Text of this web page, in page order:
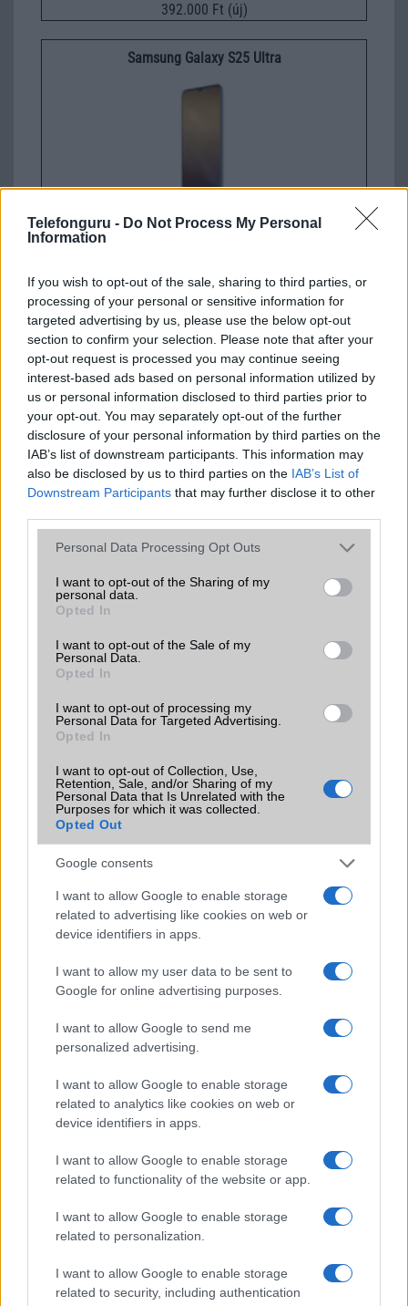
Telefonguru - Do Not Process My Personal
Information
If you wish to opt-out of the sale, sharing to third parties, or
processing of your personal or sensitive information for
targeted advertising by us, please use the below opt-out
section to confirm your selection. Please note that after your
opt-out request is processed you may continue seeing
interest-based ads based on personal information utilized by
us or personal information disclosed to third parties prior to
your opt-out. You may separately opt-out of the further
disclosure of your personal information by third parties on the
IAB’s list of downstream participants. This information may
also be disclosed by us to third parties on the IAB’s List of
Downstream Participants that may further disclose it to other
Please note that this website/app uses one or more Google
not limited to your visit or usage behaviour. You may click to
grant or deny consent to Google and its third-party tags to
use your data for below specified purposes in below Google
consent section.
Personal Data Processing Opt Outs
I want to opt-out of the Sharing of my
personal data.
Opted In
I want to opt-out of the Sale of my
Personal Data.
Opted In
I want to opt-out of processing my
Personal Data for Targeted Advertising.
Opted In
I want to opt-out of Collection, Use,
Retention, Sale, and/or Sharing of my
Personal Data that Is Unrelated with the
Purposes for which it was collected.
Opted Out
Google consents
I want to allow Google to enable storage
related to advertising like cookies on web or
device identifiers in apps.
I want to allow my user data to be sent to
Google for online advertising purposes.
I want to allow Google to send me
personalized advertising.
I want to allow Google to enable storage
related to analytics like cookies on web or
device identifiers in apps.
I want to allow Google to enable storage
related to functionality of the website or app.
I want to allow Google to enable storage
related to personalization.
I want to allow Google to enable storage
related to security, including authentication
392.000 Ft (új)
Samsung Galaxy S25 Ultra
Nelly GSM
Samsung Galaxy S26
Nelly GSM
245.000 Ft (új)
Számos népszerű Samsung Galaxy
készülék kimarad a One UI 9
frissítésből – itt a lista az érintett
modellekről
2026.06.30| Phone Arena
funkciókat és továbbfejlesztett kezelőfelületet hoz,
azonban több korábbi csúcskategóriás és középkategóriás
iPhone 18 bemutató dátum - ekkor
rántja le a leplet az Apple az új
csúcsmobilokról
2026.06.29| Phone Arena
A szeptemberi eseményen az iPhone 18 Pro modellek
mellett a régóta pletykált hajlítható iPhone Ultra is
bemutatkozhat, miközben az áremelésekről szóló
találgatások továbbra is beárnyékolják a rajtot.
Az Android rejtett automatizmusai: hat
funkció, amely észrevétlenül könnyíti
meg a mindennapokat
2026.06.14 | Android Police
Sok felhasználó külön alkalmazásokra esküszik, pedig az
Android már évek óta olyan intelligens funkciókat kínál,
amelyek maguktól dolgoznak a háttérben.
Ez a rejtett Samsung funkció teljesen
sokan mégsem tudnak róla
2026.07.12| Android Central
Az Edge Panel az egyik leghasznosabb funkció, amely
jelentősen felgyorsítja a mindennapi használatot,
miközben a Pixel telefonokból továbbra is hiányzik.